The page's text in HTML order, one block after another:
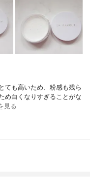
ても高いため、粉感も残ら
め白くなりすぎることがな
見る